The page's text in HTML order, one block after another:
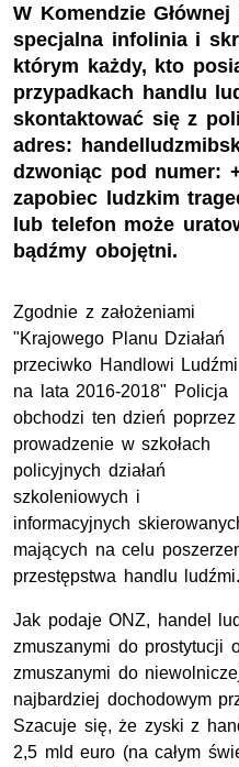
W Komendzie
specjalna infolinia i
którym każdy, kto
przypadkach handlu
skontaktować się z
adres:
dzwoniąc pod numer:
zapobiec ludzkim
lub telefon może
bądźmy obojętni.
Zgodnie z założeniami
"Krajowego Planu Działań
przeciwko Handlowi Ludźmi
na lata 2016-2018" Policja
obchodzi ten dzień poprzez
prowadzenie w szkołach
policyjnych działań
szkoleniowych i
informacyjnych
mających na celu
przestępstwa handlu ludźmi.
Jak podaje ONZ, handel
zmuszanymi do prostytucji
zmuszanymi do
najbardziej dochodowym
Szacuje się, że zyski z
2,5 mld euro (na całym